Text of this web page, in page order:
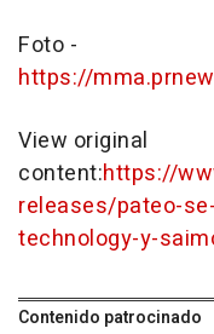
Foto -
https://
View original
content:https://
releases/pateo-
technology-y-
Contenido patrocinado